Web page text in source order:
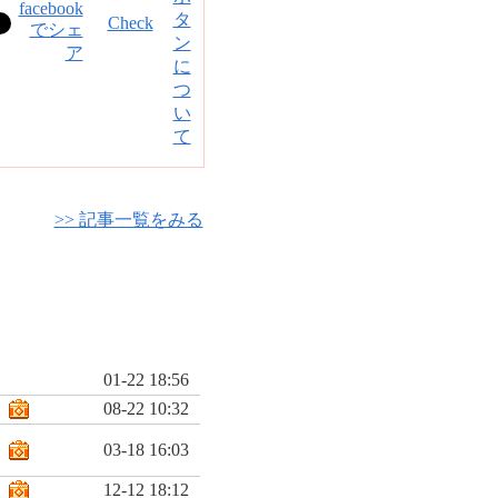
Check
>> 記事一覧をみる
01-22 18:56
08-22 10:32
03-18 16:03
12-12 18:12